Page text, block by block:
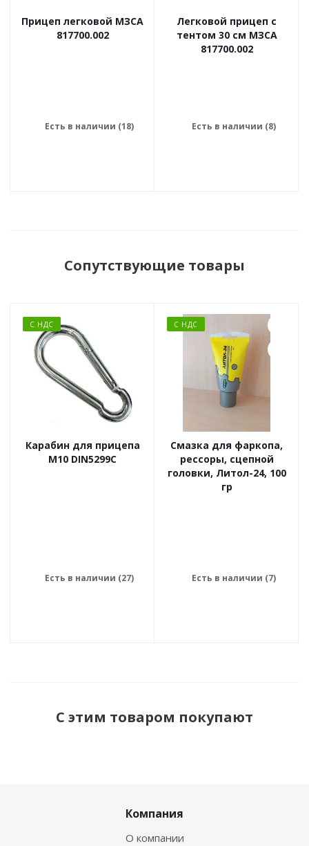
Прицеп легковой МЗСА
817700.002
Есть в наличии (18)
Легковой прицеп с
тентом 30 см МЗСА
817700.002
Есть в наличии (8)
Сопутствующие товары
С НДС
Карабин для прицепа
М10 DIN5299C
Есть в наличии (27)
С НДС
Смазка для фаркопа,
рессоры, сцепной
головки, Литол-24, 100
гр
Есть в наличии (7)
С этим товаром покупают
Компания
О компании